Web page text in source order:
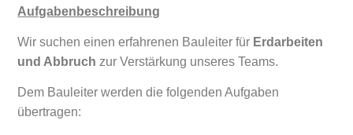
Aufgabenbeschreibung
Wir suchen einen erfahrenen Bauleiter für Erdarbeiten
und Abbruch zur Verstärkung unseres Teams.
Dem Bauleiter werden die folgenden Aufgaben
übertragen: